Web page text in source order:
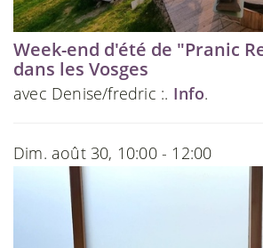
Week-end d'été de "Pranic
dans les Vosges
avec Denise/fredric :. Info.
Dim. août 30, 10:00 - 12:00